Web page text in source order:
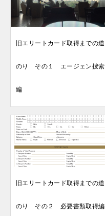
ョ
旧エリートカード取得までの道
のり その１ エージェン捜索
編
旧エリートカード取得までの道
のり その２ 必要書類取得編